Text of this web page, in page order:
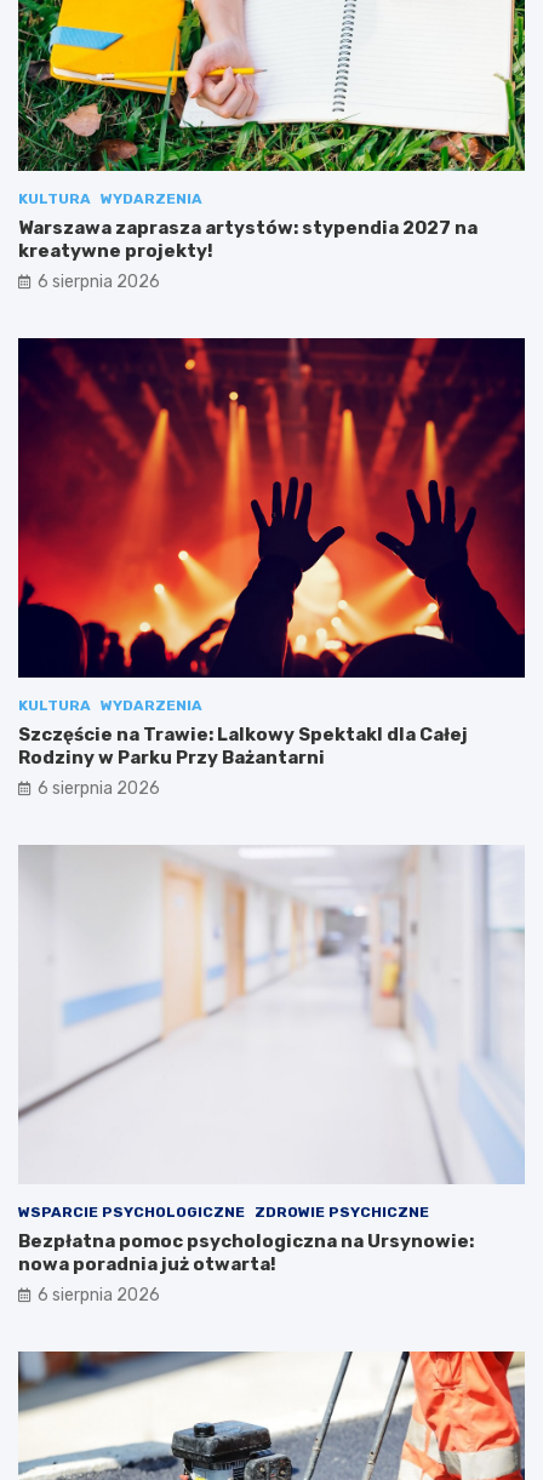
KULTURA WYDARZENIA
Warszawa zaprasza artystów: stypendia 2027 na
kreatywne projekty!
6 sierpnia 2026
KULTURA WYDARZENIA
Szczęście na Trawie: Lalkowy Spektakl dla Całej
Rodziny w Parku Przy Bażantarni
6 sierpnia 2026
WSPARCIE PSYCHOLOGICZNE ZDROWIE PSYCHICZNE
Bezpłatna pomoc psychologiczna na Ursynowie:
nowa poradnia już otwarta!
6 sierpnia 2026